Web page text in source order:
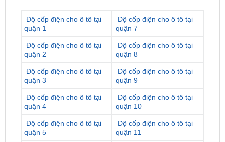
Độ cốp điện cho ô tô tại
quận 2
Độ cốp điện cho ô tô tại
quận 8
Độ cốp điện cho ô tô tại
quận 3
Độ cốp điện cho ô tô tại
quận 9
Độ cốp điện cho ô tô tại
quận 4
Độ cốp điện cho ô tô tại
quận 10
Độ cốp điện cho ô tô tại
quận 5
Độ cốp điện cho ô tô tại
quận 11
Độ cốp điện cho ô tô tại
quận 6
Độ cốp điện cho ô tô tại
quận 12